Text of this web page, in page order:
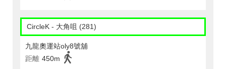
CircleK - 大角咀 (281)
九龍奧運站oly8號舖
距離 450m